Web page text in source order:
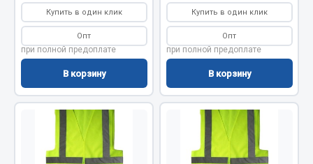
МЕТИЗЫ
Болты
Кольца стопорные
Пресс-масленки
Пружины
Хомуты
Купить в один клик
Опт
при полной предоплате
В корзину
Купить в один клик
Опт
при полной предоплате
В корзину